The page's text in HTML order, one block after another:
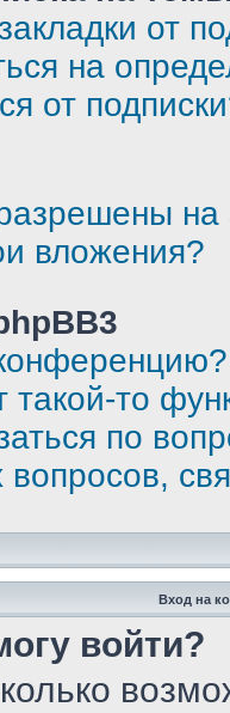
от
на
от
вложения?
такой-то
по
Вход на
войти?